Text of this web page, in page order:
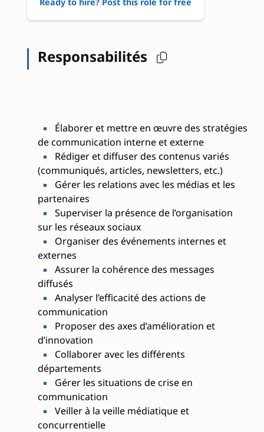
Responsabilités
Élaborer et mettre en œuvre des stratégies
de communication interne et externe
Rédiger et diffuser des contenus variés
(communiqués, articles, newsletters, etc.)
Gérer les relations avec les médias et les
partenaires
Superviser la présence de l’organisation
sur les réseaux sociaux
Organiser des événements internes et
externes
Assurer la cohérence des messages
diffusés
Analyser l’efficacité des actions de
communication
Proposer des axes d’amélioration et
d’innovation
Collaborer avec les différents
départements
Gérer les situations de crise en
communication
Veiller à la veille médiatique et
concurrentielle